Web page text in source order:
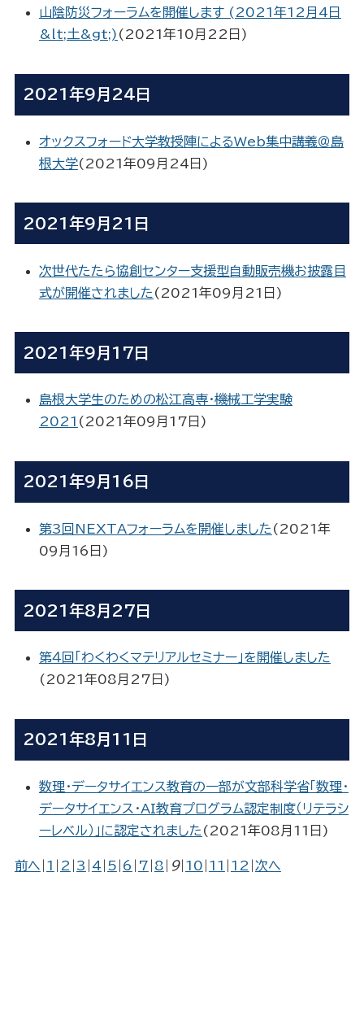
山陰防災フォーラムを開催します (2021年12月4日
&lt;土&gt;) ( 2021年10月22日 )
2021年9月24日
オックスフォード大学教授陣によるWeb集中講義＠島
根大学( 2021年09月24日 )
2021年9月21日
次世代たたら協創センター支援型自動販売機お披露目
式が開催されました (2021年09月21日 )
2021年9月17日
島根大学生のための松江高専・機械工学実験
2021 ( 2021年09月17日 )
2021年9月16日
第3回NEXTAフォーラムを開催しました ( 2021年
09月16日 )
2021年8月27日
第４回「わくわくマテリアルセミナー」を開催しました
( 2021年08月27日 )
2021年8月11日
数理・データサイエンス教育の一部が文部科学省「数理・
データサイエンス・AI教育プログラム認定制度（リテラシ
ーレベル）」に認定されました ( 2021年08月11日 )
前へ 1 2 3 4 5 6 7 8 9| 10 11 12 次へ